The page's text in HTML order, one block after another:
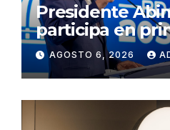
Presidente
participa en
Meta RD 2036
impulsar el
económico,
instituciones y
productividad
AGOSTO 6, 2026